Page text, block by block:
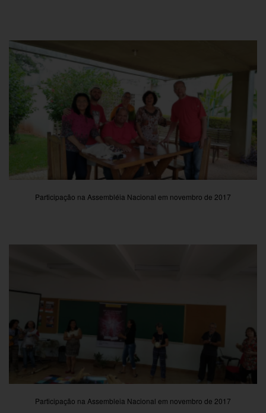
Participação na Assembléia Nacional em novembro de 2017
Participação na Assembleia Nacional em novembro de 2017